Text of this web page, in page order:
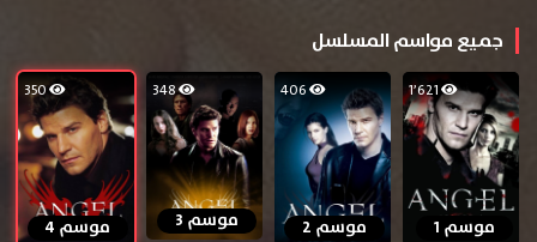
جميع مواسم المسلسل
1٬621
موسم 1 موسم 2
348
موسم 3
350
موسم 4